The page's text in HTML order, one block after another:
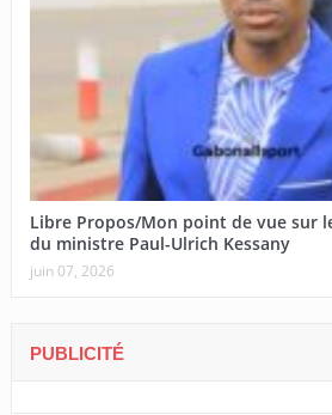
Libre Propos/Mon point de vue sur
du ministre Paul-Ulrich Kessany
juin 07, 2026
PUBLICITÉ